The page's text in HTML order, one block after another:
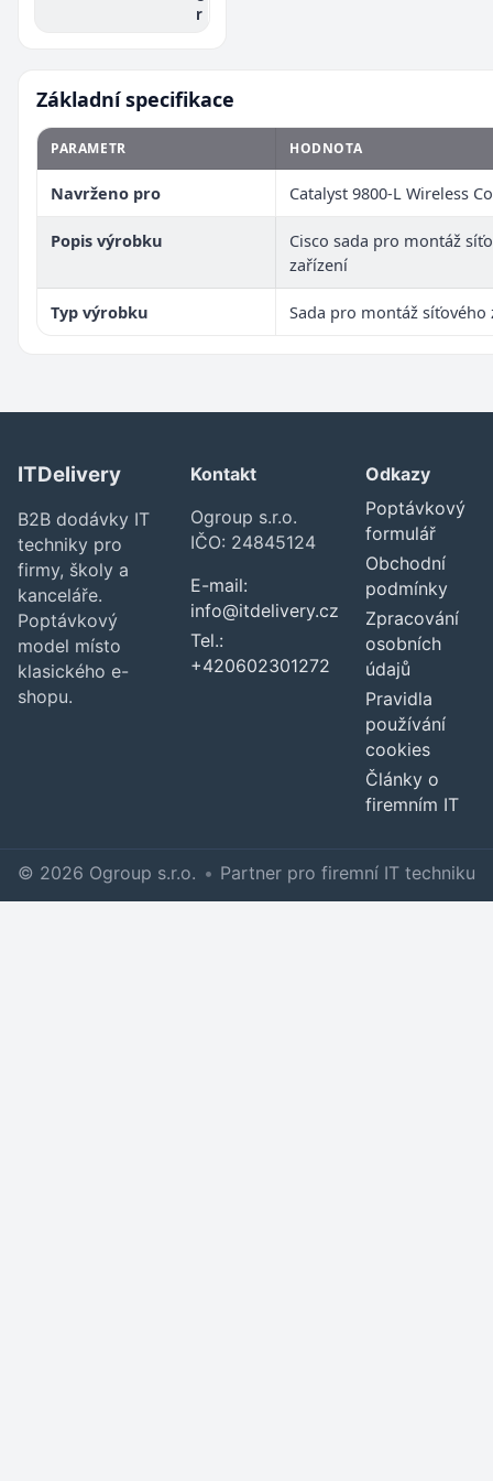
r
Základní specifikace
PARAMETR HODNOTA
Navrženo pro Catalyst 9800-L Wireless
Popis výrobku
Cisco sada pro montáž
zařízení
Typ výrobku Sada pro montáž síťového
ITDelivery
B2B dodávky IT
techniky pro
firmy, školy a
kanceláře.
Poptávkový
model místo
klasického e-
shopu.
Kontakt
Ogroup s.r.o.
IČO: 24845124
E-mail:
info@itdelivery.cz
Tel.:
+420602301272
Odkazy
Poptávkový
formulář
Obchodní
podmínky
Zpracování
osobních
údajů
Pravidla
používání
cookies
Články o
firemním IT
© 2026 Ogroup s.r.o. • Partner pro firemní IT techniku